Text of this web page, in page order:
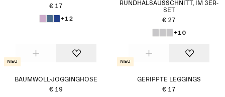
€ 17
+12
RUNDHALSAUSSCHNITT, IM 3ER-
SET
€ 27
+10
Neu
BAUMWOLL-JOGGINGHOSE
€ 19
Neu
GERIPPTE LEGGINGS
€ 17